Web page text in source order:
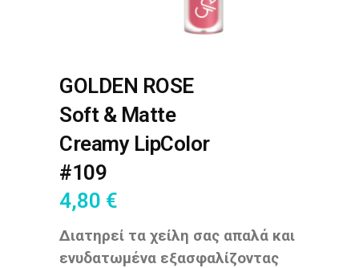
GOLDEN ROSE
Soft & Matte
Creamy LipColor
#109
4,80 €
Διατηρεί τα χείλη σας απαλά και
ενυδατωμένα εξασφαλίζοντας